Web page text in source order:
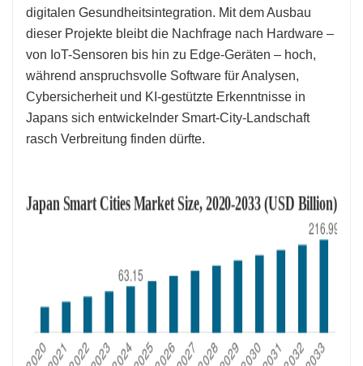
digitalen Gesundheitsintegration. Mit dem Ausbau
dieser Projekte bleibt die Nachfrage nach Hardware –
von IoT-Sensoren bis hin zu Edge-Geräten – hoch,
während anspruchsvolle Software für Analysen,
Cybersicherheit und KI-gestützte Erkenntnisse in
Japans sich entwickelnder Smart-City-Landschaft
rasch Verbreitung finden dürfte.